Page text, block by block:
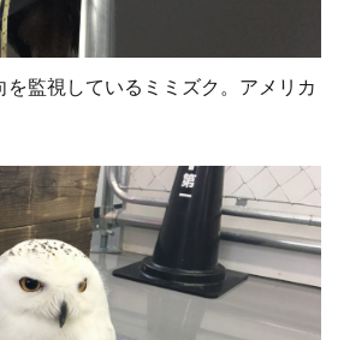
監視しているミミズク。アメリカ